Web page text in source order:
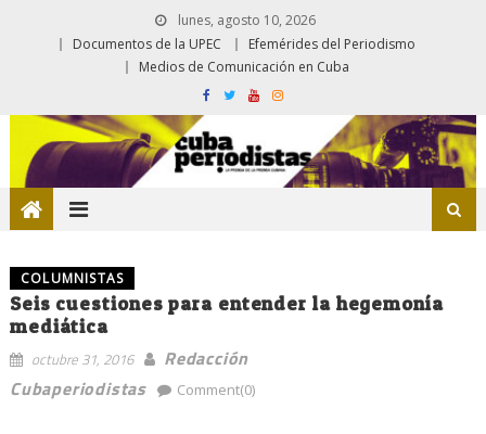
lunes, agosto 10, 2026
Documentos de la UPEC
Efemérides del Periodismo
Medios de Comunicación en Cuba
COLUMNISTAS
Seis cuestiones para entender la hegemonía
mediática
octubre 31, 2016
Redacción
Cubaperiodistas
Comment(0)